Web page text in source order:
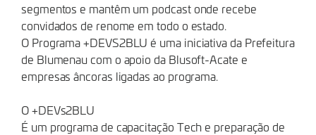
segmentos e mantêm um podcast onde recebe
convidados de renome em todo o estado.
O Programa +DEVS2BLU é uma iniciativa da Prefeitura
de Blumenau com o apoio da Blusoft-Acate e
empresas âncoras ligadas ao programa.
O +DEVs2BLU
É um programa de capacitação Tech e preparação de